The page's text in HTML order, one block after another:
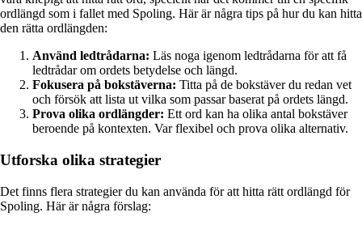
ordlängd som i fallet med Spoling. Här är några tips på hur du kan hitta
den rätta ordlängden:
Använd ledtrådarna: Läs noga igenom ledtrådarna för att få
ledtrådar om ordets betydelse och längd.
Fokusera på bokstäverna: Titta på de bokstäver du redan vet
och försök att lista ut vilka som passar baserat på ordets längd.
Prova olika ordlängder: Ett ord kan ha olika antal bokstäver
beroende på kontexten. Var flexibel och prova olika alternativ.
Utforska olika strategier
Det finns flera strategier du kan använda för att hitta rätt ordlängd för
Spoling. Här är några förslag: